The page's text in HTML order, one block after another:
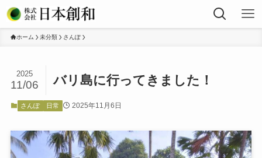
ホーム 未分類 さんぽ
バリ島に行ってきました！
2025
11/06
さんぽ 日常 2025年11月6日